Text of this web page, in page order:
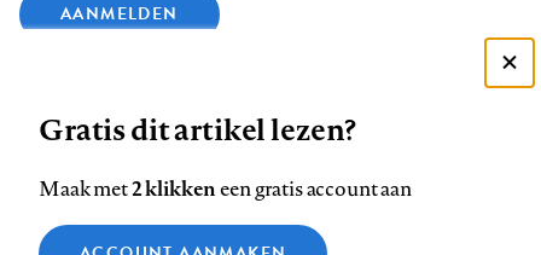
AANMELDEN
op
op
op
ons
op
Zie onze cookie policy
Gratis dit artikel lezen?
Maak met2 klikkeneen gratis account aan